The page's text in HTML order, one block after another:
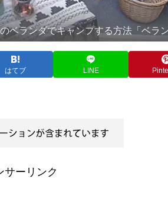
ベランダでキャンプする方法「ベラ
はてブ LINE
サーリンク